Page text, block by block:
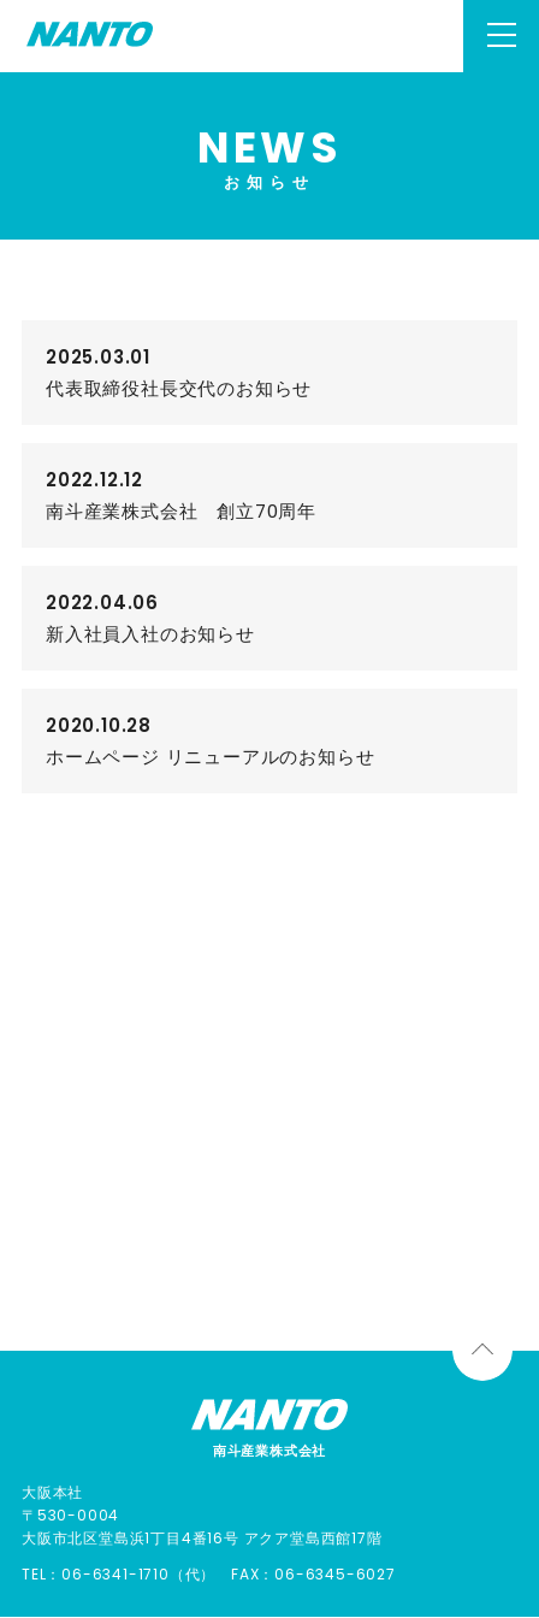
NEWS
お知らせ
2025.03.01
代表取締役社長交代のお知らせ
2022.12.12
南斗産業株式会社 創立70周年
2022.04.06
新入社員入社のお知らせ
2020.10.28
ホームページ リニューアルのお知らせ
南斗産業株式会社
大阪本社
〒530-0004
大阪市北区堂島浜1丁目4番16号 アクア堂島西館17階
TEL：06-6341-1710（代） FAX：06-6345-6027